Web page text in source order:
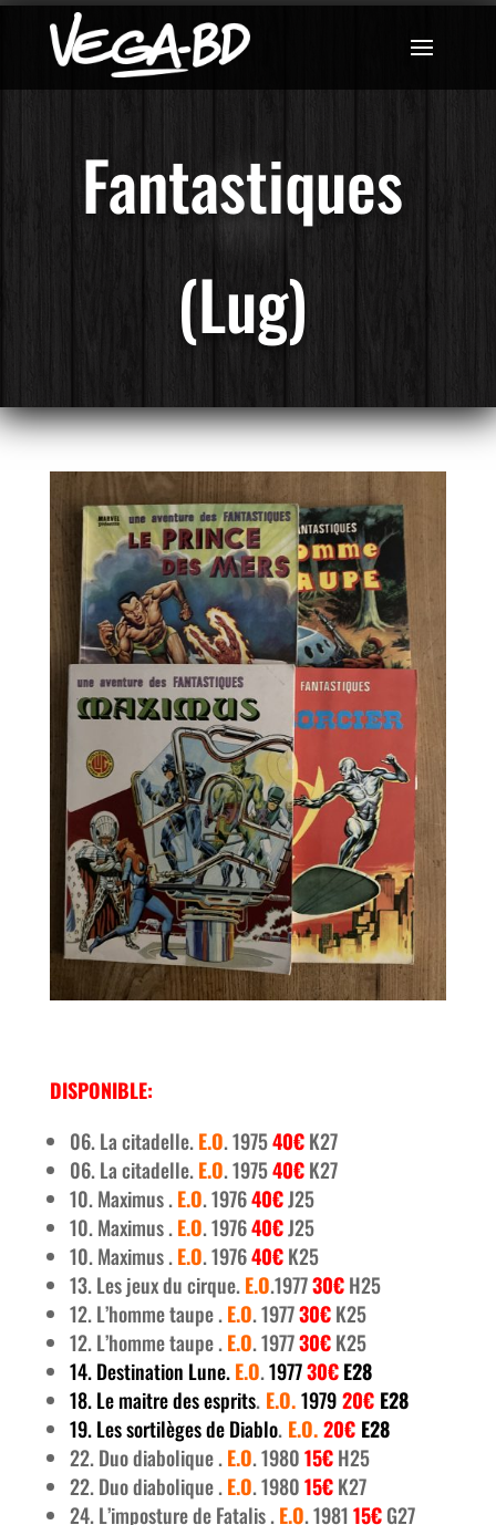
Fantastiques
(Lug)
DISPONIBLE:
06. La citadelle.E.O. 197540€K27
06. La citadelle.E.O. 197540€K27
10. Maximus .E.O. 197640€J25
10. Maximus .E.O. 197640€J25
10. Maximus .E.O. 197640€K25
13. Les jeux du cirque.E.O.197730€H25
12. L’homme taupe .E.O. 197730€K25
12. L’homme taupe .E.O. 197730€K25
14. Destination Lune. E.O.197730€ E28
18. Le maitre des esprits.E.O.1979 20€ E28
19. Les sortilèges de Diablo.E.O.20€ E28
22. Duo diabolique .E.O. 198015€H25
22. Duo diabolique .E.O. 198015€K27
24. L’imposture de Fatalis .E.O. 198115€G27